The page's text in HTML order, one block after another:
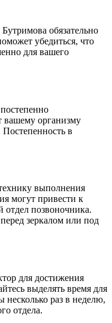
обязательно
убедиться, что
для вашего
вашему организму
Постепенность в
выполнения
могут привести к
отдел позвоночника.
зеркалом или под
для достижения
выделять время для
раз в неделю,
отдела.